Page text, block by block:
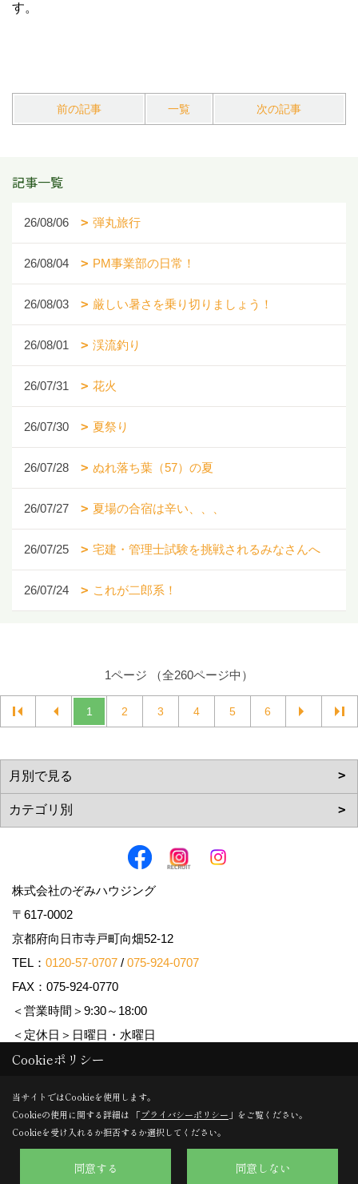
す。
前の記事 一覧 次の記事
記事一覧
26/08/06 弾丸旅行
26/08/04 PM事業部の日常！
26/08/03 厳しい暑さを乗り切りましょう！
26/08/01 渓流釣り
26/07/31 花火
26/07/30 夏祭り
26/07/28 ぬれ落ち葉（57）の夏
26/07/27 夏場の合宿は辛い、、、
26/07/25 宅建・管理士試験を挑戦されるみなさんへ
26/07/24 これが二郎系！
1ページ （全260ページ中）
1 2 3 4 5 6
株式会社のぞみハウジング
〒617-0002
京都府向日市寺戸町向畑52-12
TEL： 0120-57-0707 / 075-924-0707
FAX：075-924-0770
＜営業時間＞9:30～18:00
＜定休日＞日曜日・水曜日
Copyright (c) Nozomi Housing. All Rights Reserved.
Produced byゴデスクリエイト
Cookieポリシー
当サイトではCookieを使用します。
Cookieの使用に関する詳細は 「プライバシーポリシー 」をご覧ください。
Cookieを受け入れるか拒否するか選択してください。
同意する 同意しない